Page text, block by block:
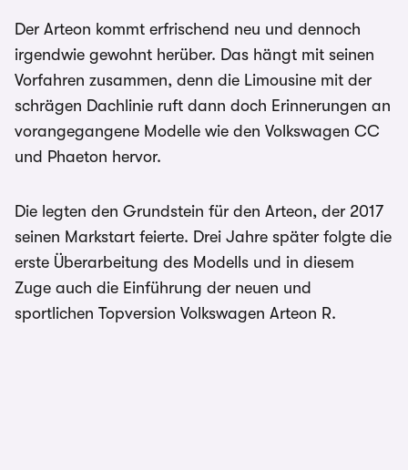
Der Arteon kommt erfrischend neu und dennoch
irgendwie gewohnt herüber. Das hängt mit seinen
Vorfahren zusammen, denn die Limousine mit der
schrägen Dachlinie ruft dann doch Erinnerungen an
vorangegangene Modelle wie den Volkswagen CC
und Phaeton hervor.
Die legten den Grundstein für den Arteon, der 2017
seinen Markstart feierte. Drei Jahre später folgte die
erste Überarbeitung des Modells und in diesem
Zuge auch die Einführung der neuen und
sportlichen Topversion Volkswagen Arteon R.